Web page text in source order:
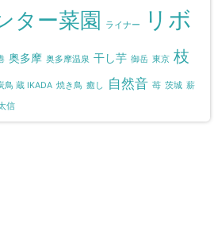
ター菜園 ライナー
リボ
奥多摩 奥多摩温泉 干し芋 御岳 東京 枝
鳥 蔵 IKADA 焼き鳥 癒し 自然音 苺 茨城 薪
信